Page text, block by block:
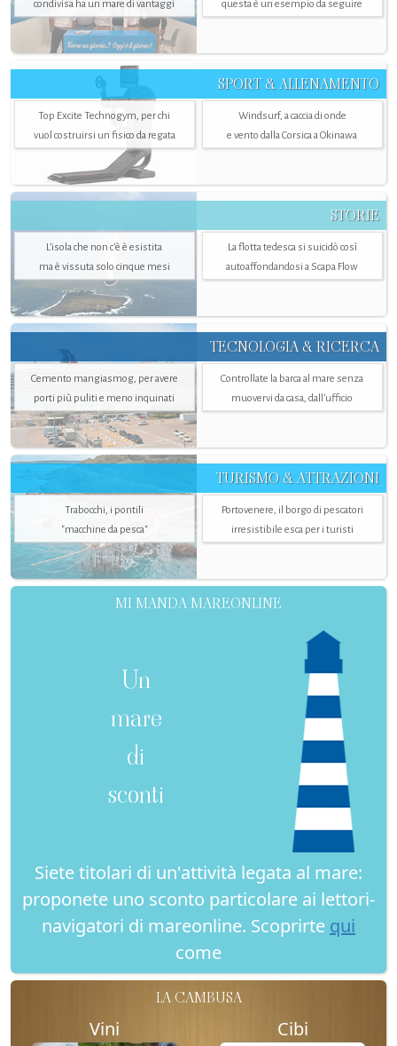
condivisa ha un mare di vantaggi questa è un esempio da seguire
SPORT & ALLENAMENTO
Top Excite Technogym, per chi
vuol costruirsi un fisico da regata
Windsurf, a caccia di onde
e vento dalla Corsica a Okinawa
STORIE
L’isola che non c'è è esistita
ma è vissuta solo cinque mesi
La flotta tedesca si suicidò così
autoaffondandosi a Scapa Flow
TECNOLOGIA & RICERCA
Cemento mangiasmog, per avere
porti più puliti e meno inquinati
Controllate la barca al mare senza
muovervi da casa, dall’ufficio
TURISMO & ATTRAZIONI
Trabocchi, i pontili
"macchine da pesca"
Portovenere, il borgo di pescatori
irresistibile esca per i turisti
MI MANDA MAREONLINE
Un
mare
di
sconti
Siete titolari di un'attività legata al mare:
proponete uno sconto particolare ai lettori-
navigatori di mareonline. Scoprirte qui
come
LA CAMBUSA
Vini Cibi